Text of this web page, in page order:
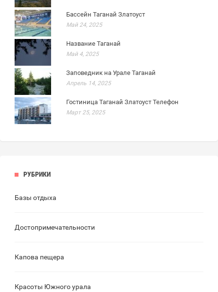
Бассейн Таганай Златоуст
Май 24, 2025
Название Таганай
Май 4, 2025
Заповедник на Урале Таганай
Апрель 14, 2025
Гостиница Таганай Златоуст Телефон
Март 25, 2025
РУБРИКИ
Базы отдыха
Достопримечательности
Капова пещера
Красоты Южного урала